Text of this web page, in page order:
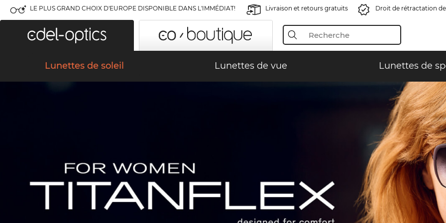
LE PLUS GRAND CHOIX D'EUROPE DISPONIBLE DANS L'IMMÉDIAT! Livraison et retours gratuits Droit de rétractation
Lunettes de soleil Lunettes de vue Lunettes de